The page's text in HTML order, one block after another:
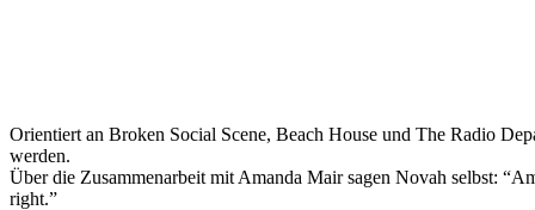
Orientiert an Broken Social Scene, Beach House und The Radio
werden.
Über die Zusammenarbeit mit Amanda Mair sagen Novah selbst:
right.”